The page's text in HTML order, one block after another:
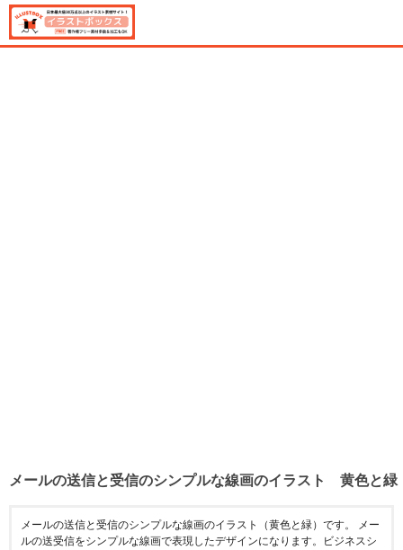
メールの送信と受信のシンプルな線画のイラスト 黄色と緑
メールの送信と受信のシンプルな線画のイラスト（黄色と緑）です。 メー
ルの送受信をシンプルな線画で表現したデザインになります。ビジネスシ